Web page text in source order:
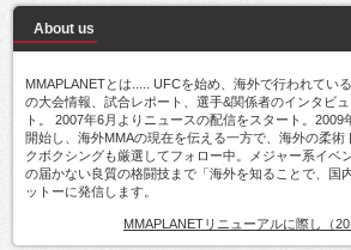
About us
MMAPLANETとは..... UFCを始め、海外で行われてい
の大会情報、試合レポート、選手&関係者のインタビ
ト。 2007年6月よりニュースの配信をスタート。
開始し、海外MMAの現在を伝える一方で、海外の柔術
クボクシングも厳選してフォロー中。メジャー系イベ
の届かない良質の格闘技まで「海外を知ることで、国
ットーに発信します。
MMAPLANETリニューアルに際し（